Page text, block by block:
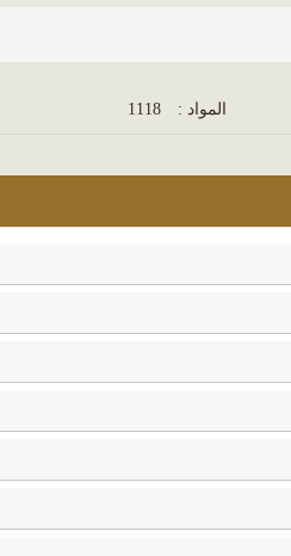
المواد : 1118